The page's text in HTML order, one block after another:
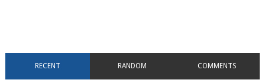
RECENT RANDOM COMMENTS